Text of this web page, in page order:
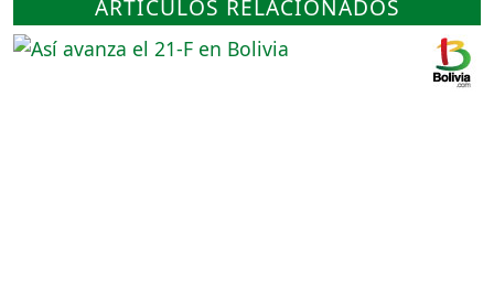
ARTÍCULOS RELACIONADOS